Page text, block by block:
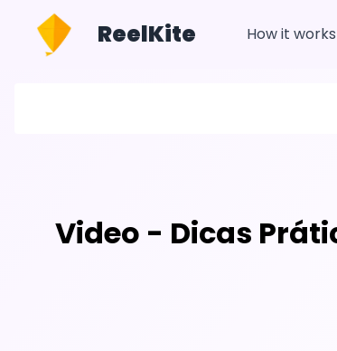
ReelKite How it works
Video - Dicas